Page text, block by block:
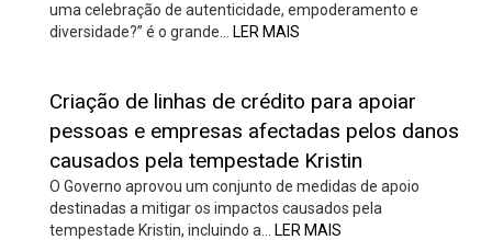
uma celebração de autenticidade, empoderamento e
diversidade?” é o grande…
LER MAIS
Criação de linhas de crédito para apoiar
pessoas e empresas afectadas pelos danos
causados pela tempestade Kristin
O Governo aprovou um conjunto de medidas de apoio
destinadas a mitigar os impactos causados pela
tempestade Kristin, incluindo a…
LER MAIS